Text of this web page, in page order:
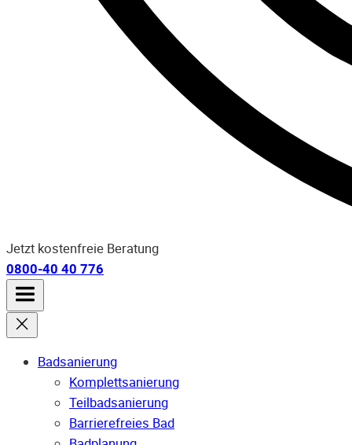
Jetzt kostenfreie Beratung
0800-40 40 776
Badsanierung
Komplettsanierung
Teilbadsanierung
Barrierefreies Bad